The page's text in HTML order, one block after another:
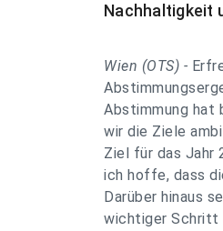
Nachhaltigkeit
Wien (OTS) -
Abstimmung hat
wir die Ziele
Ziel für das Jahr
ich hoffe, dass
Darüber hinaus
wichtiger Schritt